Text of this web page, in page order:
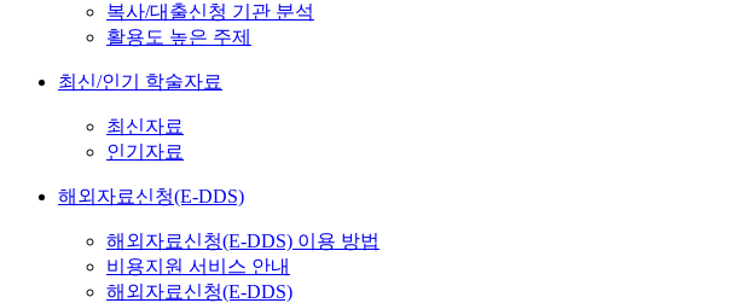
복사/대출신청 기관 분석
활용도 높은 주제
최신/인기 학술자료
최신자료
인기자료
해외자료신청(E-DDS)
해외자료신청(E-DDS) 이용 방법
비용지원 서비스 안내
해외자료신청(E-DDS)